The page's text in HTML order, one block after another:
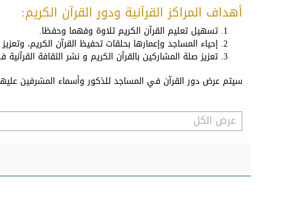
أهداف المراكز القرآنية ودور القرآن الكريم:
تسهيل تعليم القرآن الكريم تلاوة وفهما وحفظا.
إحياء المساجد وإعمارها بحلقات تحفيظ القرآن الكريم،
تعزيز صلة المشاركين بالقرآن الكريم و نشر الثقافة
سيتم عرض دور القرآن في المساجد للذكور وأسماء المشرفين